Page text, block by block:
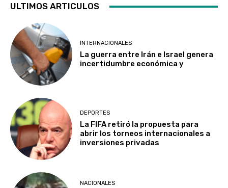
ULTIMOS ARTICULOS
INTERNACIONALES
La guerra entre Irán e Israel genera
incertidumbre económica y
DEPORTES
La FIFA retiró la propuesta para
abrir los torneos internacionales a
inversiones privadas
NACIONALES